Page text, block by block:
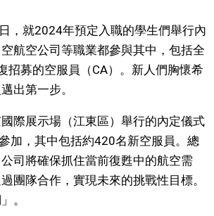
official SNS
，就2024年預定入職的學生們舉行內
航空公司等職業都參與其中，包括全
招募的空服員（CA）。新人們胸懷希
出第一步。
際展示場（江東區）舉行的內定儀式
加，其中包括約420名新空服員。總
司將確保抓住當前復甦中的航空需
團隊合作，實現未來的挑戰性目標。
。